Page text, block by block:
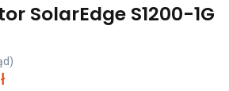
SolarEdge S1200-1G